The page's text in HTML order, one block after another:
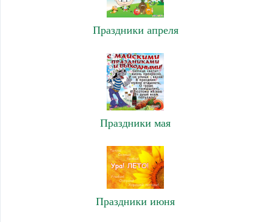
Праздники апреля
Праздники мая
Праздники июня